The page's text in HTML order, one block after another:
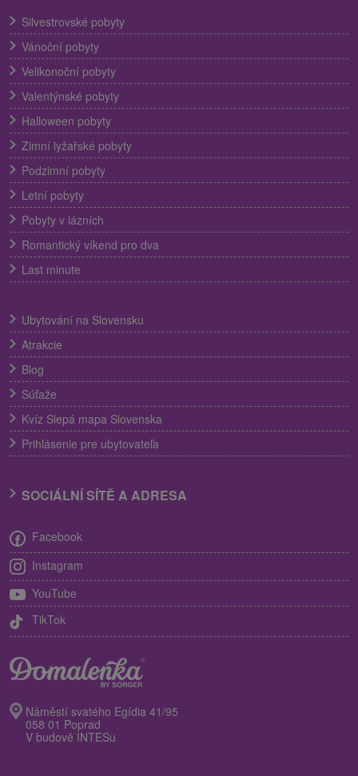
Silvestrovské pobyty
Vánoční pobyty
Velikonoční pobyty
Valentýnské pobyty
Halloween pobyty
Zimní lyžařské pobyty
Podzimní pobyty
Letní pobyty
Pobyty v lázních
Romantický víkend pro dva
Last minute
Ubytování na Slovensku
Atrakcie
Blog
Súťaže
Kvíz Slepá mapa Slovenska
Prihlásenie pre ubytovateľa
SOCIÁLNÍ SÍTĚ A ADRESA
Facebook
Instagram
YouTube
TikTok
Náměstí svatého Egídia 41/95
058 01 Poprad
V budově INTESu